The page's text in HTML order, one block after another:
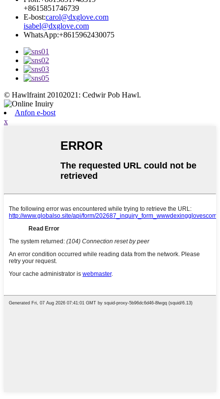
+8615851746739
E-bost:carol@dxglove.com
isabel@dxglove.com
WhatsApp:+8615962430075
© Hawlfraint 20102021: Cedwir Pob Hawl.
Anfon e-bost
x